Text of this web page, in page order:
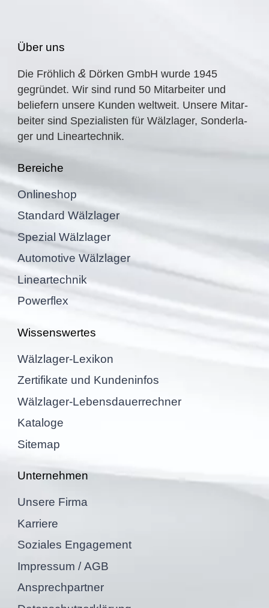
Über uns
Die Fröhlich &Dörken GmbH wurde 1945
gegrün­det. Wir sind rund 50Mitar­bei­ter und
belie­fern unsere Kunden weltweit. Unsere Mitar­
bei­ter sind Spezia­lis­ten für Wälzla­ger, Sonder­la­
ger und Lineartechnik.
Berei­che
Online­shop
Standard Wälzla­ger
Spezial Wälzla­ger
Automo­tive Wälzlager
Linear­tech­nik
Power­flex
Wissens­wer­tes
Wälzla­ger-Lexikon
Zerti­fi­kate und Kundeninfos
Wälzla­ger-Lebens­dau­er­rech­ner
Kataloge
Sitemap
Unter­neh­men
Unsere Firma
Karriere
Sozia­les Engagement
Impres­sum / AGB
Ansprech­part­ner